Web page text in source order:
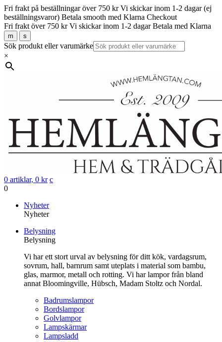
Fri frakt på beställningar över 750 kr Vi skickar inom 1-2 dagar (ej
beställningsvaror) Betala smooth med Klarna Checkout
Fri frakt över 750 kr Vi skickar inom 1-2 dagar Betala med Klarna
m s
Sök produkt eller varumärke
×
0 artiklar, 0 kr c
0
innehåll
Nyheter
Nyheter
Belysning
Belysning
Vi har ett stort urval av belysning för ditt kök, vardagsrum,
sovrum, hall, barnrum samt uteplats i material som bambu,
glas, marmor, metall och rotting. Vi har lampor från bland
annat Bloomingville, Hübsch, Madam Stoltz och Nordal.
Badrumslampor
Bordslampor
Golvlampor
Lampskärmar
Lampsladd